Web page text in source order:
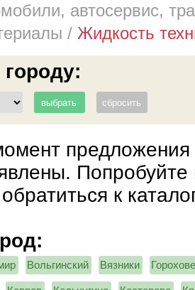
автосервис,
/ Жидкость
предложения
Попробуйте
к
Вольгинский Вязники